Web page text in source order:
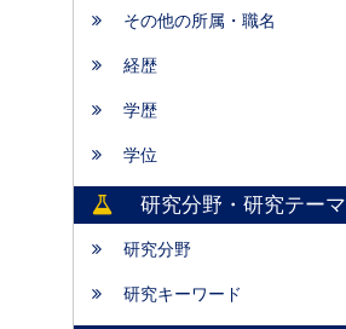
その他の所属・職名
経歴
学歴
学位
研究分野・研究テーマ
研究分野
研究キーワード